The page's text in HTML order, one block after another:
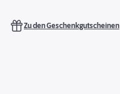
Zu den Geschenkgutscheinen